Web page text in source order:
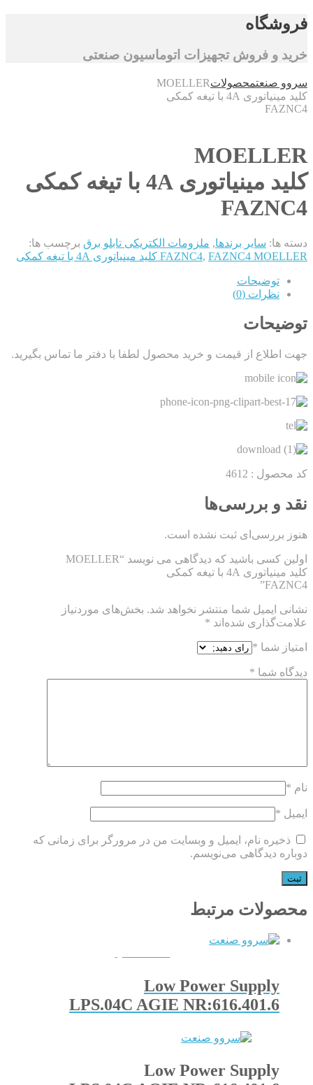
فروشگاه
خرید و فروش تجهیزات اتوماسیون صنعتی
سروو صنعتمحصولاتMOELLER
کلید مینیاتوری 4A با تیغه کمکی
FAZNC4
MOELLER
کلید مینیاتوری 4A با تیغه کمکی
FAZNC4
دسته ها: سایر برندها, ملزومات الکتریکی تابلو برق برچسب ها:
FAZNC4, FAZNC4 MOELLER کلید مینیاتوری 4A با تیغه کمکی
توضیحات
نظرات (0)
توضیحات
جهت اطلاع از قیمت و خرید محصول لطفا با دفتر ما تماس بگیرید.
کد محصول : 4612
نقد و بررسی‌ها
هنوز بررسی‌ای ثبت نشده است.
اولین کسی باشید که دیدگاهی می نویسد “MOELLER
کلید مینیاتوری 4A با تیغه کمکی
FAZNC4”
نشانی ایمیل شما منتشر نخواهد شد. بخش‌های موردنیاز
علامت‌گذاری شده‌اند *
امتیاز شما *
دیدگاه شما *
نام *
ایمیل *
ذخیره نام، ایمیل و وبسایت من در مرورگر برای زمانی که
دوباره دیدگاهی می‌نویسم.
محصولات مرتبط
Low Power Supply
LPS.04C AGIE NR:616.401.6
Low Power Supply